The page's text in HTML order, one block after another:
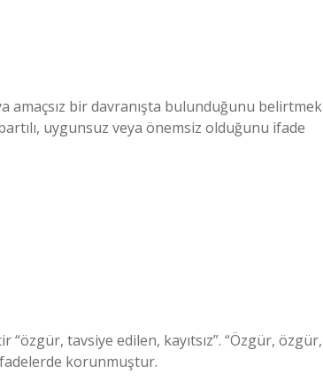
amaçsız bir davranışta bulunduğunu belirtmek
uygunsuz veya önemsiz olduğunu ifade
tavsiye edilen, kayıtsız”. “Özgür, özgür,
korunmuştur.